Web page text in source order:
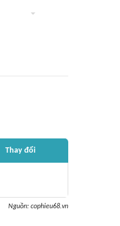
Thay đổi
Nguồn: cophieu68.vn